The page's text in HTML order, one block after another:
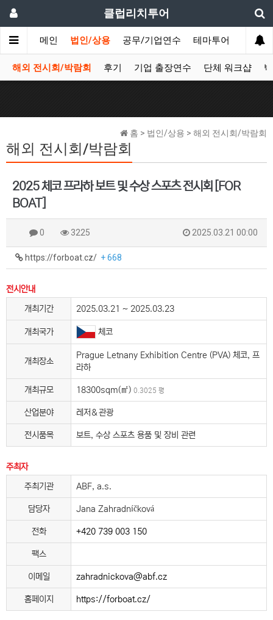
클럽리치투어
메인 법인/상용 공무/기업연수 테마투어 데이투
해외 전시회/박람회 후기 기업 출장연수 단체 워크샵
홈 > 법인/상용 > 해외 전시회/박람회
해외 전시회/박람회
2025 체코 프라하 보트 및 수상 스포츠 전시회 [FOR
BOAT]
0 3225 2025.03.21 00:00
https://forboat.cz/ + 668
전시안내
개최기간
2025.03.21 ~ 2025.03.23
개최국가 체코
개최장소
Prague Letnany Exhibition Centre (PVA) 체코, 프
라하
개최규모 18300sqm(㎡) 0.3025 평
산업분야 레저＆관광
전시품목 보트, 수상 스포츠 용품 및 장비 관련
주최자
주최기관
ABF, a.s.
담당자 Jana Zahradníčková
전화 +420 739 003 150
팩스
이메일 zahradnickova@abf.cz
홈페이지 https://forboat.cz/